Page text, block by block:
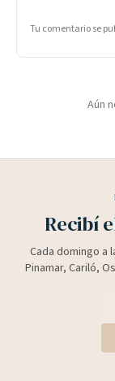
Tu comentario se
Aún
Recibí
Cada domingo a
Pinamar, Cariló,